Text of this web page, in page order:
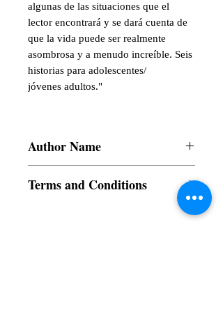
algunas de las situaciones que el
lector encontrará y se dará cuenta de
que la vida puede ser realmente
asombrosa y a menudo increíble. Seis
historias para adolescentes/
jóvenes adultos."
Author Name
Terms and Conditions